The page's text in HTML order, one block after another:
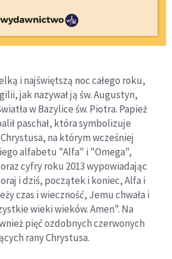
i najświętszą noc całego roku,
jak nazywał ją św. Augustyn,
w Bazylice św. Piotra. Papież
paschał, która symbolizuje
na którym wcześniej
alfabetu "Alfa" i "Omega",
cyfry roku 2013 wypowiadając
i dziś, początek i koniec, Alfa i
czas i wieczność, Jemu chwała i
wieki wieków. Amen". Na
pięć ozdobnych czerwonych
rany Chrystusa.